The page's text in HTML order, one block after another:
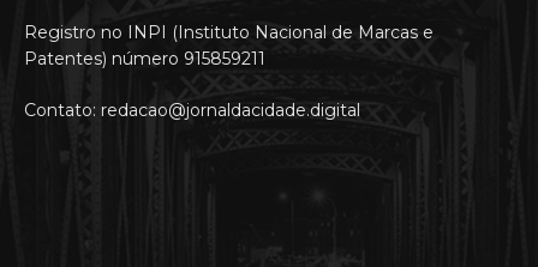
Registro no INPI (Instituto Nacional de Marcas e
Patentes) número 915859211
Contato: redacao@jornaldacidade.digital